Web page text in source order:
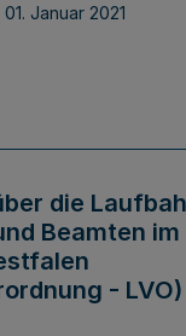
Januar 2021
die
Beamten im
- LVO)